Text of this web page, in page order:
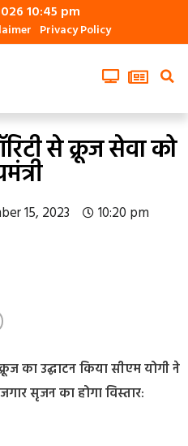
10:45 pm
Privacy Policy
से क्रूज सेवा को
15, 2023 10:20 pm
का उद्घाटन किया सीएम योगी ने
सृजन का होगा विस्तार: